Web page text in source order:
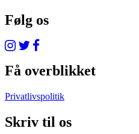
Følg os
Få overblikket
Privatlivspolitik
Skriv til os